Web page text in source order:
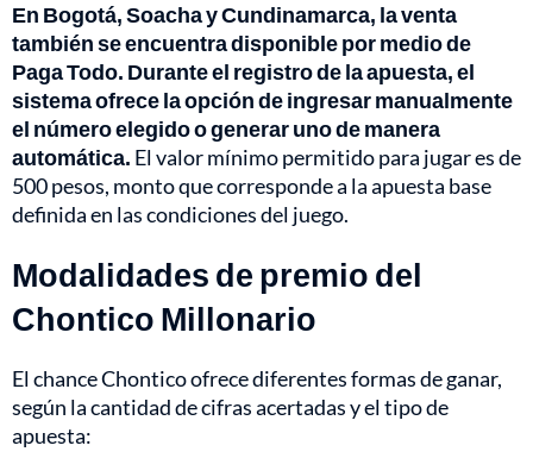
En Bogotá, Soacha y Cundinamarca, la venta
también se encuentra disponible por medio de
Paga Todo. Durante el registro de la apuesta, el
sistema ofrece la opción de ingresar manualmente
el número elegido o generar uno de manera
automática. El valor mínimo permitido para jugar es de
500 pesos, monto que corresponde a la apuesta base
definida en las condiciones del juego.
Modalidades de premio del
Chontico Millonario
El chance Chontico ofrece diferentes formas de ganar,
según la cantidad de cifras acertadas y el tipo de
apuesta: